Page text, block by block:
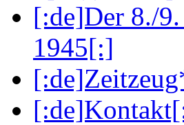
[:de]Der 8./
1945[:]